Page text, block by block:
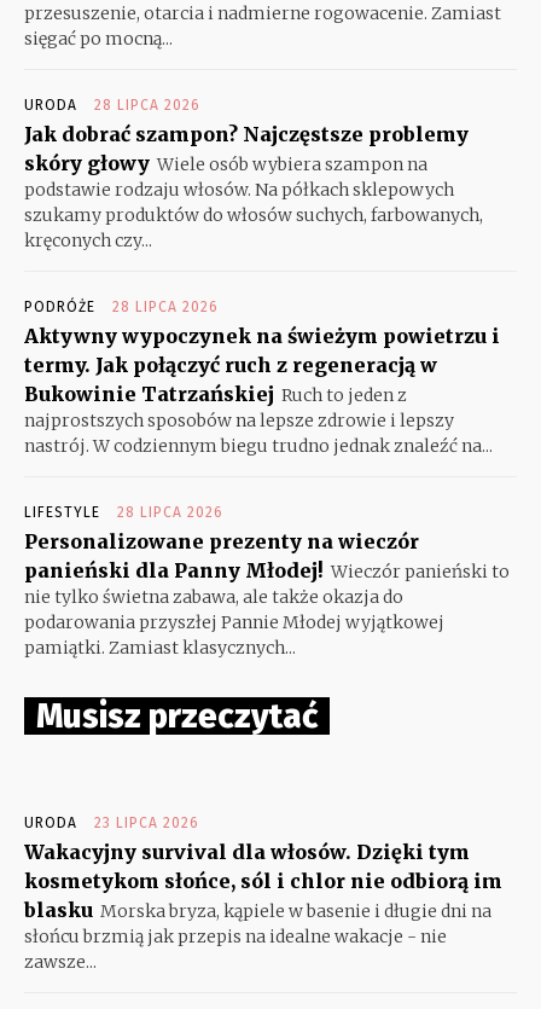
przesuszenie, otarcia i nadmierne rogowacenie. Zamiast
sięgać po mocną...
URODA 28 LIPCA 2026
Jak dobrać szampon? Najczęstsze problemy
skóry głowy Wiele osób wybiera szampon na
podstawie rodzaju włosów. Na półkach sklepowych
szukamy produktów do włosów suchych, farbowanych,
kręconych czy...
PODRÓŻE 28 LIPCA 2026
Aktywny wypoczynek na świeżym powietrzu i
termy. Jak połączyć ruch z regeneracją w
Bukowinie Tatrzańskiej Ruch to jeden z
najprostszych sposobów na lepsze zdrowie i lepszy
nastrój. W codziennym biegu trudno jednak znaleźć na...
LIFESTYLE 28 LIPCA 2026
Personalizowane prezenty na wieczór
panieński dla Panny Młodej! Wieczór panieński to
nie tylko świetna zabawa, ale także okazja do
podarowania przyszłej Pannie Młodej wyjątkowej
pamiątki. Zamiast klasycznych...
Musisz przeczytać
URODA 23 LIPCA 2026
Wakacyjny survival dla włosów. Dzięki tym
kosmetykom słońce, sól i chlor nie odbiorą im
blasku Morska bryza, kąpiele w basenie i długie dni na
słońcu brzmią jak przepis na idealne wakacje - nie
zawsze...